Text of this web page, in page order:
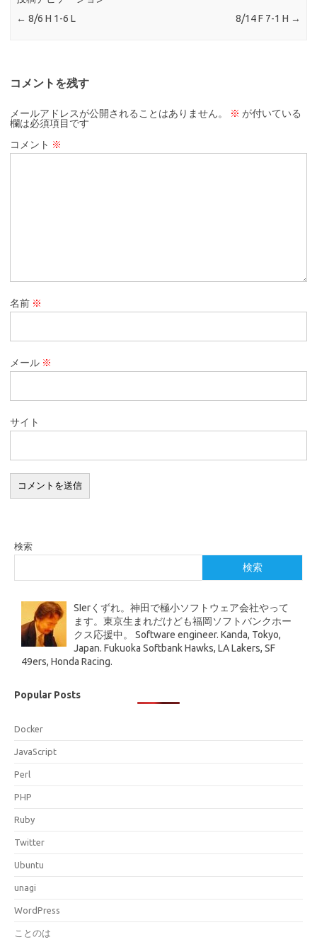
← 8/6 H 1-6 L 8/14 F 7-1 H →
コメントを残す
メールアドレスが公開されることはありません。 ※ が付いている
欄は必須項目です
コメント ※
名前 ※
メール ※
サイト
検索
検索
SIerくずれ。神田で極小ソフトウェア会社やって
ます。東京生まれだけども福岡ソフトバンクホー
クス応援中。 Software engineer. Kanda, Tokyo,
Japan. Fukuoka Softbank Hawks, LA Lakers, SF
49ers, Honda Racing.
Popular Posts
Docker
JavaScript
Perl
PHP
Ruby
Twitter
Ubuntu
unagi
WordPress
ことのは